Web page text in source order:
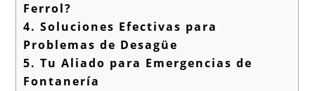
Ferrol?
4. Soluciones Efectivas para
Problemas de Desagüe
5. Tu Aliado para Emergencias de
Fontanería